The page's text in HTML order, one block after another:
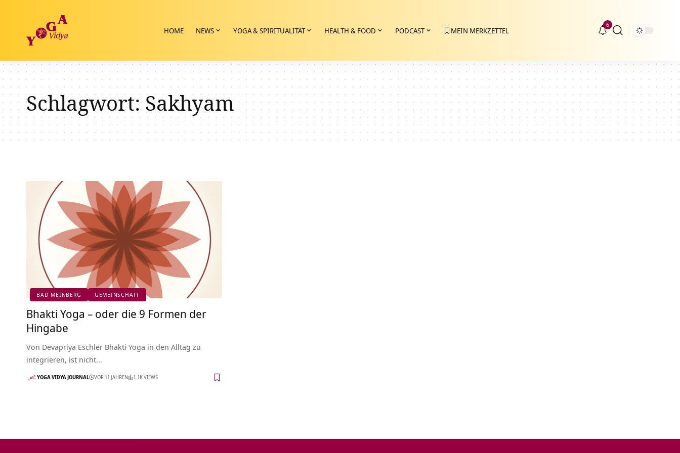
HOME NEWS YOGA & SPIRITUALITÄT HEALTH & FOOD PODCAST MEIN MERKZETTEL
6
Schlagwort: Sakhyam
BAD MEINBERG GEMEINSCHAFT
Bhakti Yoga – oder die 9 Formen der
Hingabe
Von Devapriya Eschler Bhakti Yoga in den Alltag zu
integrieren, ist nicht…
YOGA VIDYA JOURNAL VOR 11 JAHREN 1.1K VIEWS